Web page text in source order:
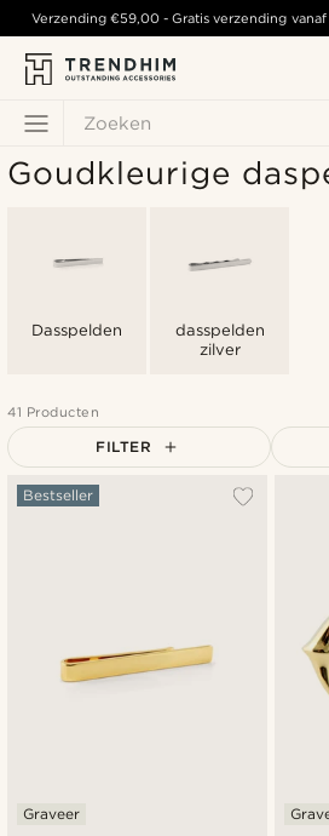
Zoeken
Verzending€59,00 - Gratis verzending vanaf
Goudkleurige
Dasspelden
dasspelden
zilver
41 Producten
FILTER
Bestseller
Graveer